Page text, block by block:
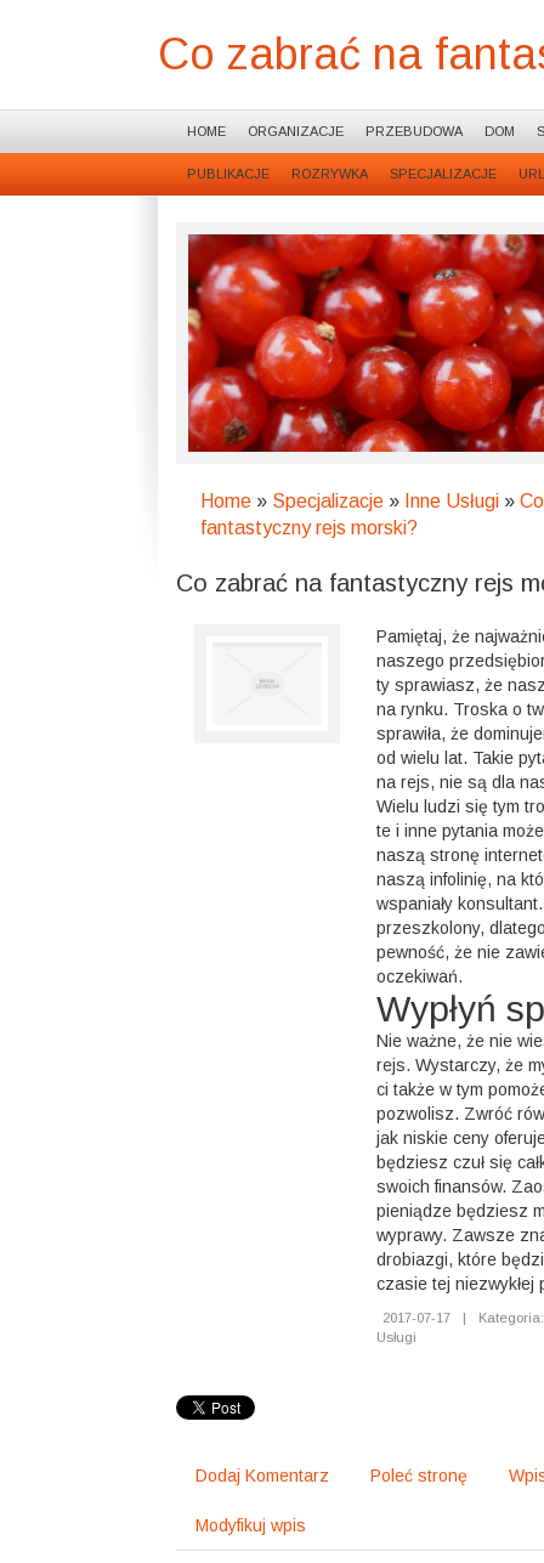
Co zabrać na
HOME ORGANIZACJE PRZEBUDOWA DOM
PUBLIKACJE ROZRYWKA SPECJALIZACJE
Home » Specjalizacje » Inne Usługi »
fantastyczny rejs morski?
Co zabrać na fantastyczny rejs
Pamiętaj, że
naszego
ty sprawiasz, że
na rynku. Troska o
sprawiła, że
od wielu lat. Takie
na rejs, nie są dla
Wielu ludzi się tym
te i inne pytania
naszą stronę
naszą infolinię, na
wspaniały
przeszkolony,
pewność, że nie
oczekiwań.
Wypłyń
Nie ważne, że nie
rejs. Wystarczy, że
ci także w tym
pozwolisz. Zwróć
jak niskie ceny
będziesz czuł się
swoich finansów.
pieniądze będziesz
wyprawy. Zawsze
drobiazgi, które
czasie tej niezwykłej
2017-07-17 |
Usługi
Dodaj Komentarz Poleć stronę
Modyfikuj wpis